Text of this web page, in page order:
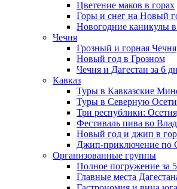
Цветение маков в горах
Горы и снег на Новый
Новогодние каникулы в
Чечня
Грозный и горная Чечня
Новый год в Грозном
Чечня и Дагестан за 6
Кавказ
Туры в Кавказские
Туры в Северную
Три республики:
Фестиваль пива во
Новый год и джип в
Джип-приключение по
Организованные группы
Полное погружение за
Главные места